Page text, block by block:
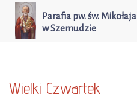
Parafia pw. św. Mikołaja
w Szemudzie
Wielki Czwartek